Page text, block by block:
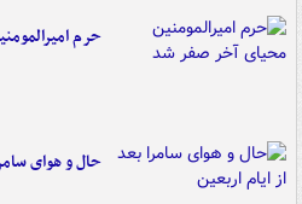
حرم
حال و هوای